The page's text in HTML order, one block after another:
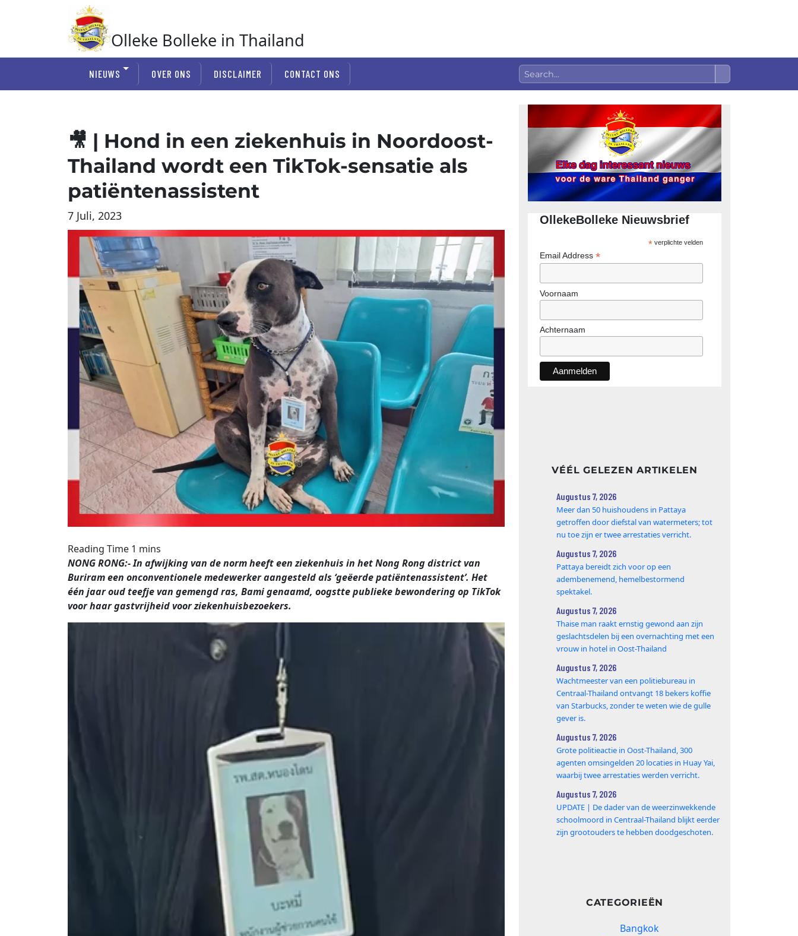
Olleke Bolleke in Thailand
NIEUWS OVER ONS DISCLAIMER CONTACT ONS
🎥 | Hond in een ziekenhuis in Noordoost-
Thailand wordt een TikTok-sensatie als
patiëntenassistent
7 Juli, 2023
NONG RONG:- In afwijking van de norm heeft een ziekenhuis in het Nong Rong district van
Buriram een ​​onconventionele medewerker aangesteld als ‘geëerde patiëntenassistent’. Het
één jaar oud teefje van gemengd ras, Bami genaamd, oogstte publieke bewondering op TikTok
voor haar gastvrijheid voor ziekenhuisbezoekers.
OllekeBolleke Nieuwsbrief
*verplichte velden
Email Address *
Voornaam
Achternaam
VÉÉL GELEZEN ARTIKELEN
Augustus 7, 2026
Meer dan 50 huishoudens in Pattaya
getroffen door diefstal van watermeters; tot
nu toe zijn er twee arrestaties verricht.
Augustus 7, 2026
Pattaya bereidt zich voor op een
adembenemend, hemelbestormend
spektakel.
Augustus 7, 2026
Thaise man raakt ernstig gewond aan zijn
geslachtsdelen bij een overnachting met een
vrouw in hotel in Oost-Thailand
Augustus 7, 2026
Wachtmeester van een politiebureau in
Centraal-Thailand ontvangt 18 bekers koffie
van Starbucks, zonder te weten wie de gulle
gever is.
Augustus 7, 2026
Grote politieactie in Oost-Thailand, 300
agenten omsingelden 20 locaties in Huay Yai,
waarbij twee arrestaties werden verricht.
Augustus 7, 2026
UPDATE | De dader van de weerzinwekkende
schoolmoord in Centraal-Thailand blijkt eerder
zijn grootouders te hebben doodgeschoten.
CATEGORIEËN
Bangkok